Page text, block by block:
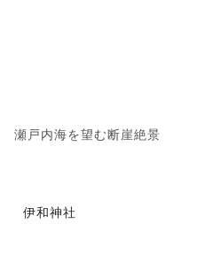
瀬戸内海を望む断崖絶景
伊和神社